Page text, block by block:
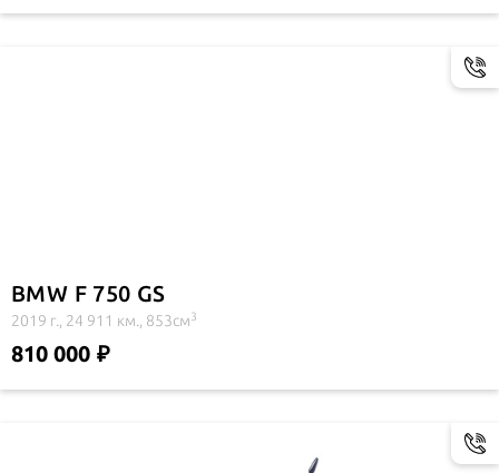
BMW F 750 GS
2019 г., 24 911 км., 853см3
810 000